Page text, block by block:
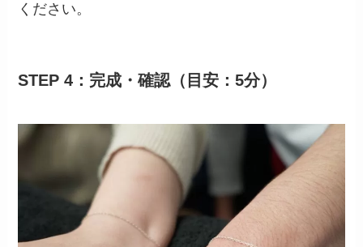
ください。
STEP 4：完成・確認（目安：5分）